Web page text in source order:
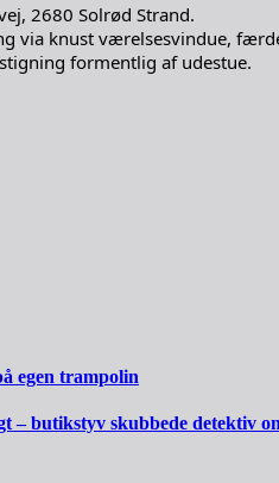
2680 Solrød Strand.
via knust værelsesvindue,
formentlig af udestue.
egen trampolin
– butikstyv skubbede detektiv